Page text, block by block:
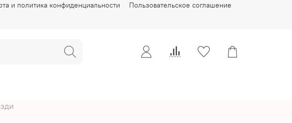
и политика конфиденциальности Пользовательское соглашение